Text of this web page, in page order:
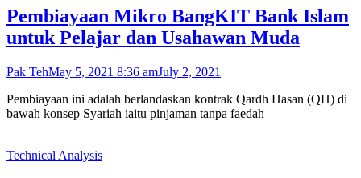
Pembiayaan Mikro BangKIT Bank Islam
untuk Pelajar dan Usahawan Muda
Pak TehMay 5, 2021 8:36 amJuly 2, 2021
Pembiayaan ini adalah berlandaskan kontrak Qardh Hasan (QH) di
bawah konsep Syariah iaitu pinjaman tanpa faedah
Technical Analysis